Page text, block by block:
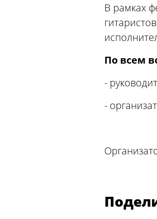
В рамках
По всем
-
-